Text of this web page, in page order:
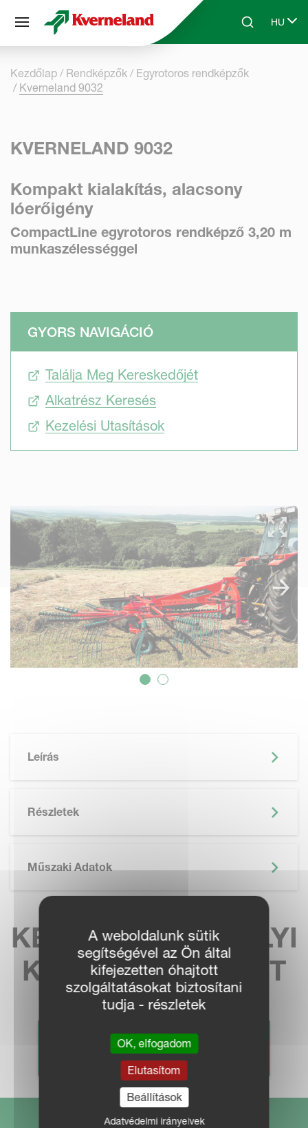
Skip to main contentSearchHU
Select
Kezdőlap Rendképzők
Egyrotoros rendképzők
Kverneland 9032
KVERNELAND 9032
Kompakt kialakítás, alacsony
lóerőigény
CompactLine egyrotoros rendképző 3,20 m
munkaszélességgel
GYORS NAVIGÁCIÓ
Találja Meg Kereskedőjét
Alkatrész Keresés
Kezelési Utasítások
Leírás
Részletek
Műszaki Adatok
KERESSE MEG HELYI
KÉPVISELETÜNKET
KERESKEDŐ KERESÉS
Süti preferenciák
A weboldalunk sütik
segítségével az Ön által
kifejezetten óhajtott
szolgáltatásokat biztosítani
tudja - részletek
OK, elfogadom
Elutasítom
Beállítások
Adatvédelmi irányelvek